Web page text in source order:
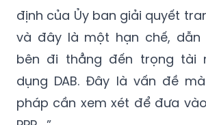
bên đi thẳng đến trọng tài
dụng DAB. Đây là vấn đề
pháp cần xem xét để đưa
PPP …”.